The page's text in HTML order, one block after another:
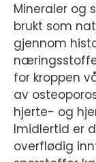
Mineraler og
brukt som
gjennom
for kroppen
av
hjerte- og
Imidlertid er
overflødig